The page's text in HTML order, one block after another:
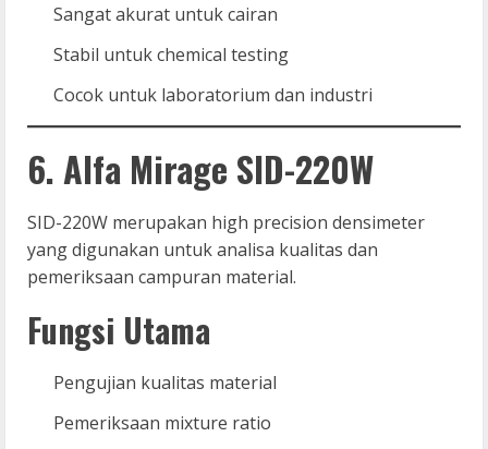
Sangat akurat untuk cairan
Stabil untuk chemical testing
Cocok untuk laboratorium dan industri
6. Alfa Mirage SID-220W
SID-220W merupakan high precision densimeter
yang digunakan untuk analisa kualitas dan
pemeriksaan campuran material.
Fungsi Utama
Pengujian kualitas material
Pemeriksaan mixture ratio